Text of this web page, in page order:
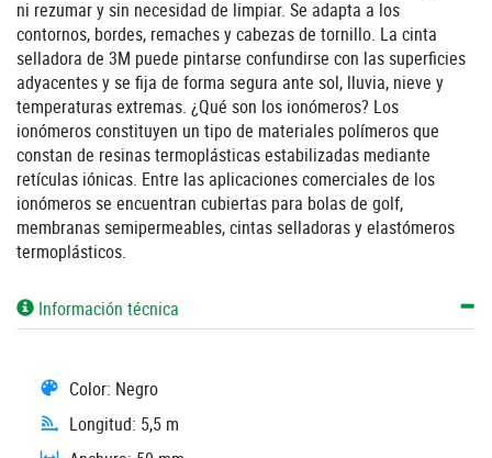
ni rezumar y sin necesidad de limpiar. Se adapta a los
contornos, bordes, remaches y cabezas de tornillo. La cinta
selladora de 3M puede pintarse confundirse con las superficies
adyacentes y se fija de forma segura ante sol, lluvia, nieve y
temperaturas extremas. ¿Qué son los ionómeros? Los
ionómeros constituyen un tipo de materiales polímeros que
constan de resinas termoplásticas estabilizadas mediante
retículas iónicas. Entre las aplicaciones comerciales de los
ionómeros se encuentran cubiertas para bolas de golf,
membranas semipermeables, cintas selladoras y elastómeros
termoplásticos.
Información técnica
Color: Negro
Longitud: 5,5 m